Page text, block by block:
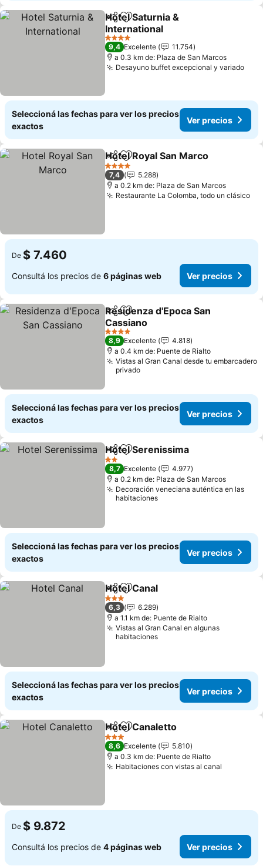
CompartirAñadir a favoritos
Hotel Saturnia &
International
Ver precios
4 Estrellas
9,4 Excelente
11.754
a 0.3 km de: Plaza de San Marcos
Desayuno buffet excepcional y variadoVer
Seleccioná las fechas para ver los precios
exactos
Ver precios
CompartirAñadir a favoritos
Hotel Royal San Marco
4 Estrellas
7,4
5.288
a 0.2 km de: Plaza de San Marcos
Restaurante La Colomba, todo un clásico
De $ 7.460
Consultá los precios de 6 páginas web Ver precios
CompartirAñadir a favoritos
Residenza d'Epoca San
Cassiano
Ver precios
4 Estrellas
8,9 Excelente
4.818
a 0.4 km de: Puente de Rialto
Vistas al Gran Canal desde tu embarcadero
privado
Seleccioná las fechas para ver los precios
exactos
Ver precios
CompartirAñadir a favoritos
Hotel Serenissima
2 Estrellas
8,7 Excelente
4.977
a 0.2 km de: Plaza de San Marcos
Decoración veneciana auténtica en las
habitaciones
Seleccioná las fechas para ver los precios
exactos
Ver precios
CompartirAñadir a favoritos
Hotel Canal
3 Estrellas
6,3
6.289
a 1.1 km de: Puente de Rialto
Vistas al Gran Canal en algunas
habitaciones
Seleccioná las fechas para ver los precios
exactos
Ver precios
CompartirAñadir a favoritos
Hotel Canaletto
3 Estrellas
8,6 Excelente
5.810
a 0.3 km de: Puente de Rialto
Habitaciones con vistas al canal
De $ 9.872
Consultá los precios de 4 páginas web Ver precios